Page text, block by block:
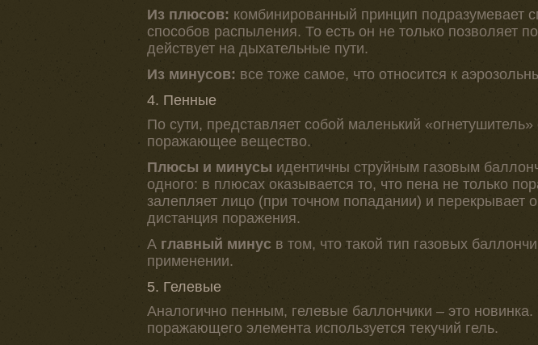
Из плюсов: комбинированный принцип подразумевает
способов распыления. То есть он не только позволяет
действует на дыхательные пути.
Из минусов: все тоже самое, что относится к
4. Пенные
По сути, представляет собой маленький
поражающее вещество.
Плюсы и минусы идентичны струйным газовым
одного: в плюсах оказывается то, что пена не только
залепляет лицо (при точном попадании) и перекрывает
дистанция поражения.
А главный минус в том, что такой тип газовых
применении.
5. Гелевые
Аналогично пенным, гелевые баллончики – это новинка.
поражающего элемента используется текучий гель.